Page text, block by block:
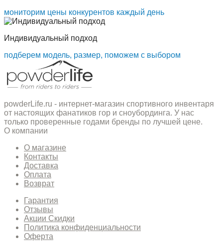
мониторим цены конкурентов каждый день
Индивидуальный подход
подберем модель, размер, поможем с выбором
powderLife.ru - интернет-магазин спортивного инвентаря
от настоящих фанатиков гор и сноубординга. У нас
только проверенные годами бренды по лучшей цене.
О компании
О магазине
Контакты
Доставка
Оплата
Возврат
Гарантия
Отзывы
Акции Скидки
Политика конфиденциальности
Оферта